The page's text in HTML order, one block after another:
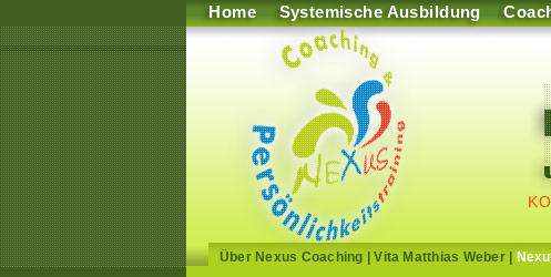
Home Systemische Ausbildung
Über Nexus Coaching |Vita Matthias Weber|